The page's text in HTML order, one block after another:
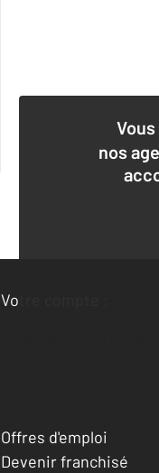
nos
Votre compte :
Accéder à mon
Offres d'emploi
Devenir franchisé